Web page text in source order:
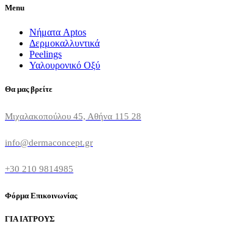
Menu
Νήματα Aptos
Δερμοκαλλυντικά
Peelings
Υαλουρονικό Οξύ
Θα μας βρείτε
Μιχαλακοπούλου 45, Αθήνα 115 28
info@dermaconcept.gr
+30 210 9814985
Φόρμα Επικοινωνίας
ΓΙΑ ΙΑΤΡΟΥΣ